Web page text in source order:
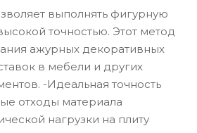
выполнять фигурную
точностью. Этот метод
ажурных декоративных
в мебели и других
-Идеальная точность
отходы материала
нагрузки на плиту